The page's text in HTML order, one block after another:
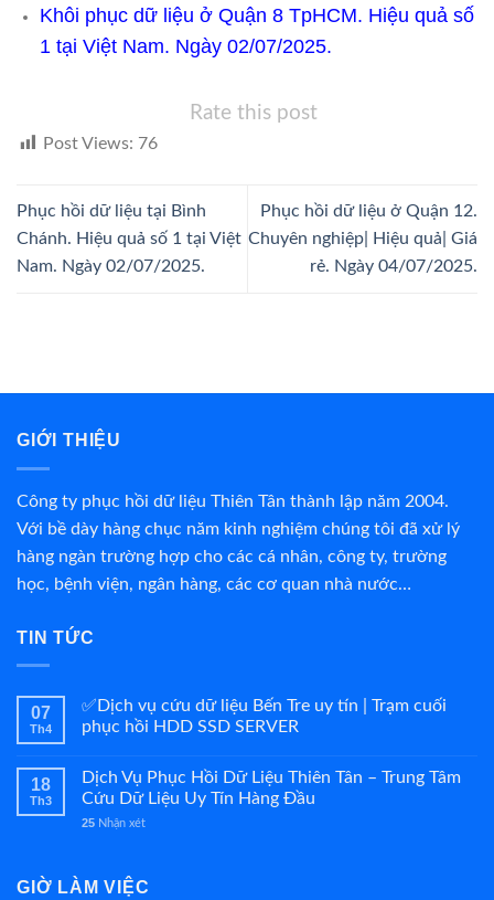
Khôi phục dữ liệu ở Quận 8 TpHCM. Hiệu quả số
1 tại Việt Nam. Ngày 02/07/2025.
Rate this post
Post Views: 76
Phục hồi dữ liệu tại Bình
Chánh. Hiệu quả số 1 tại Việt
Nam. Ngày 02/07/2025.
Phục hồi dữ liệu ở Quận 12.
Chuyên nghiệp| Hiệu quả| Giá
rẻ. Ngày 04/07/2025.
GIỚI THIỆU
Công ty phục hồi dữ liệu Thiên Tân thành lập năm 2004.
Với bề dày hàng chục năm kinh nghiệm chúng tôi đã xử lý
hàng ngàn trường hợp cho các cá nhân, công ty, trường
học, bệnh viện, ngân hàng, các cơ quan nhà nước…
TIN TỨC
07
Th4
✅Dịch vụ cứu dữ liệu Bến Tre uy tín | Trạm cuối
phục hồi HDD SSD SERVER
18
Th3
Dịch Vụ Phục Hồi Dữ Liệu Thiên Tân – Trung Tâm
Cứu Dữ Liệu Uy Tín Hàng Đầu
25 Nhận xét
GIỜ LÀM VIỆC